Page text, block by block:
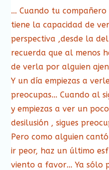
… Cuando tu
tiene la capacidad de
perspectiva ,desde la
recuerda que al menos
de verla por alguien
Y un día empiezas a
preocupas… Cuando al
y empiezas a ver un
desilusión , sigues
Pero como alguien
ir peor, haz un último
viento a favor… Ya sólo